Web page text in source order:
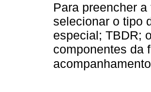
Para preencher
selecionar o tipo
especial; TBDR;
componentes da